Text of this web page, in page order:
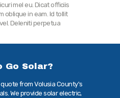
mel eu. Dicat officiis
oblique in eam. Id tollit
Deleniti perpetua
Go Solar?
from Volusia County's
We provide solar electric,